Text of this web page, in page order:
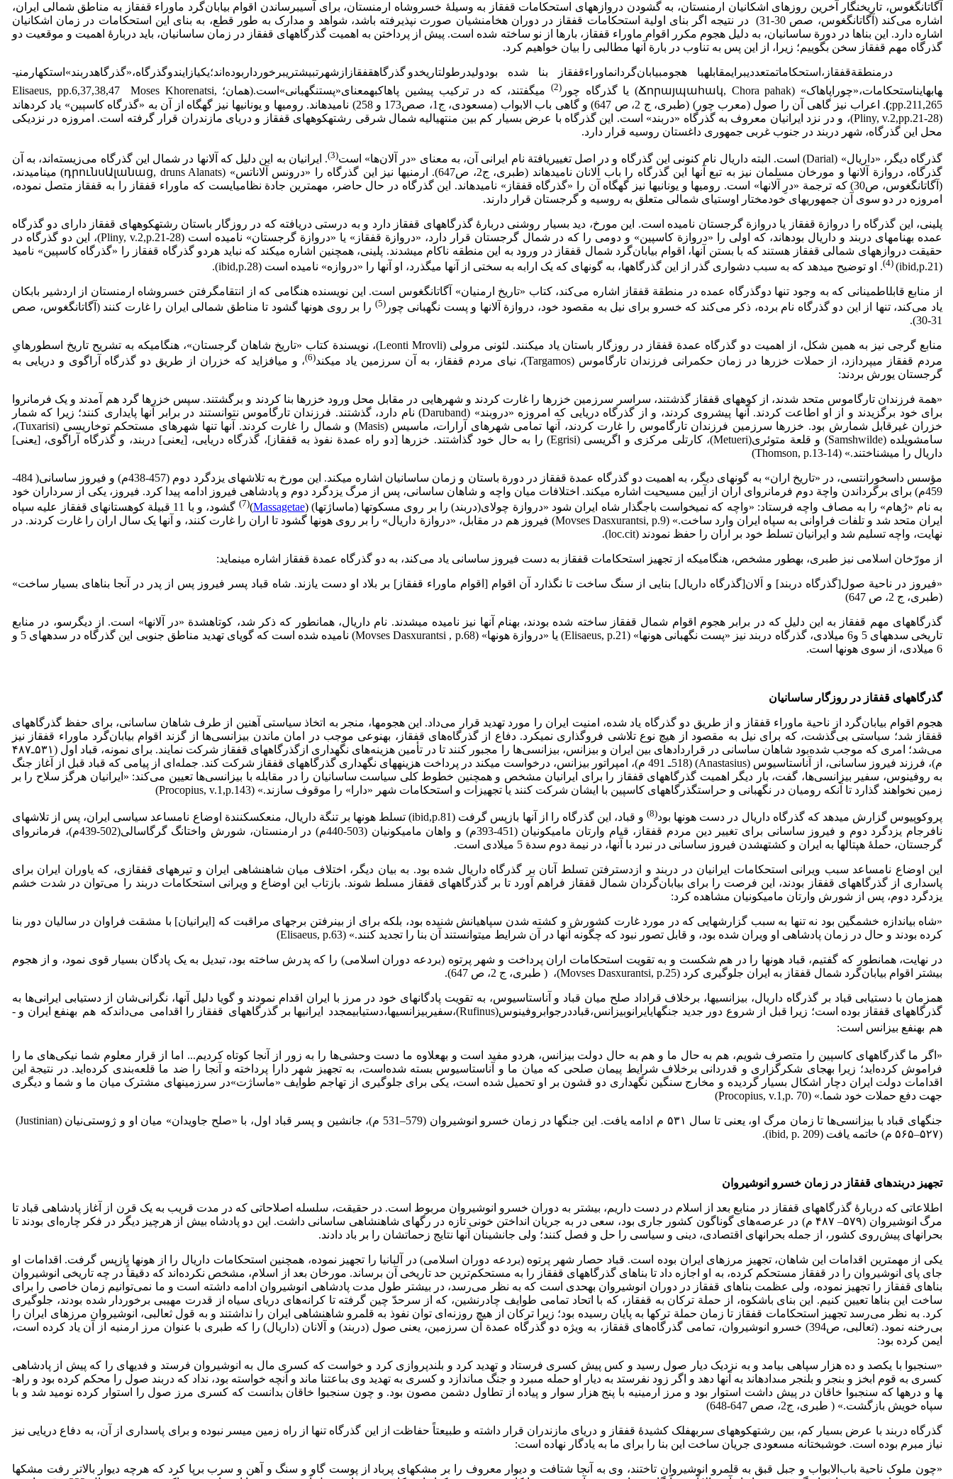
آگاتانگغوس، تاریخ­نگار آخرین روزهای اشکانیان ارمنستان، به گشودن دروازه­های استحکامات قفقاز به وسیلۀ خسروشاه ارمنستان، برای آسیب­رساندن اقوام بیابان‌گرد ماوراء قفقاز به مناطق شمالی ایران،
اشاره می‌کند (آگاتانگغوس، صص 30-31) در نتیجه اگر بنای اولیة استحکامات قفقاز در دوران هخامنشیان صورت نپذیرفته باشد، شواهد و مدارک به طور قطع، به بنای این استحکامات در زمان اشکانیان
اشاره دارد. این بناها در دورة ساسانیان، به دلیل هجوم مکرر اقوام ماوراء قفقاز، بارها از نو ساخته شده است. پیش از پرداختن به اهمیت گذرگاه­های قفقاز در زمان ساسانیان، باید دربارۀ اهمیت و موقعیت دو
گذرگاه مهم قفقاز سخن بگوییم؛ زیرا، از­ این ­پس به تناوب در بارة آنها مطالبی را بیان خواهیم کرد.
درمنطقةقفقاز،استحکاماتمتعددیبرایمقابلهبا هجومبیابان‌گردانماوراءقفقاز بنا شده بودولی­در­طول­تاریخ­دو­
گذرگاه­قفقاز­ازشهرتبیشتریبرخورداربوده‌اند؛یکیازایندوگذرگاه،«گذرگاهدربند»استکهارمنی­
هابهایناستحکامات،«چوراپاهاک» (Ճորայպահակ, Chora pahak) یا گذرگاه چور
(2)
می­گفتند، که در ترکیب پیشین پاهاکبه­معنای«پستنگهبانی»است.(همان؛ Elisaeus, pp.6,37,38,47 Moses Khorenatsi,
pp.211,265;
)
. اعراب نیز گاهی آن را صول (معرب چور) (طبری، ج 2، ص 647) و گاهی باب الابواب (­مسعودی، ج­1، صص173 و 258) نامیده­اند. رومی­ها و یونانی­ها نیز گه­گاه از آن به «گذرگاه کاسپین» یاد کرده­اند
(Pliny, v.2,pp.21-28)، و در نزد ایرانیان معروف به گذرگاه «دربند» است. این گذرگاه با عرض بسیار کم بین منتهی­الیه شمال شرقی رشته­کوه­های قفقاز و دریای مازندران قرار گرفته است. امروزه در نزدیکی
محل این گذرگاه، شهر دربند در جنوب غربی جمهوری داغستان روسیه قرار دارد.
گذرگاه دیگر، «داریال» (Darial) است. البته داریال نام کنونی این گذرگاه و در اصل تغییریافتة نام ایرانی آن، به معنای «در آلان‌ها» است (3)
. ایرانیان به این دلیل ­که آلان­ها در شمال این گذرگاه می‌زیسته‌اند، به آن
گذرگاه، دروازة آلان­ها و مورخان مسلمان نیز به تبع آنها این گذرگاه را باب اَلانان نامیده­اند (طبری، ج­2، ص­647). ارمنی­ها نیز این گذرگاه را «درونس آلاناتس» (դրունսԱլանաց, druns Alanats) می­نامیدند،
(آگاتانگغوس، ص­30) که ترجمة «درِ آلان­ها» است. رومی­ها و یونانی­ها نیز گه­گاه آن را «گذرگاه قفقاز» نامیده­اند. این گذرگاه در حال­ حاضر، مهم­ترین جادة نظامی­ایست که ماوراء قفقاز را به قفقاز متصل نموده،
امروزه در دو سوی آن جمهوری­های خودمختار اوستیای شمالی متعلق به روسیه و گرجستان قرار دارند.
پلینی، این گذرگاه را دروازة قفقاز یا دروازة گرجستان نامیده­ است. این مورخ، دید بسیار روشنی دربارۀ گذرگاه​های قفقاز دارد و به درستی دریافته که در روزگار باستان رشته­کوه­های قفقاز دارای دو گذرگاه
عمده به­نام​های دربند و داریال بوده​اند، که اولی را «دروازة کاسپین» و دومی را که در شمال گرجستان قرار دارد، «دروازة قفقاز» یا «دروازة گرجستان» نامیده​ است (Pliny, v.2,p.21-28)، این دو گذرگاه در
حقیقت دروازه​های شمالی قفقاز هستند که با بستن آنها، اقوام بیابان‌گرد شمال قفقاز در ورود به این منطقه ناکام می​شدند. پلینی، همچنین اشاره می­کند که نباید هردو گذرگاه قفقاز را «گذرگاه کاسپین» نامید
(ibid,p.21)
(4) . او توضیح می­دهد که به سبب دشواری گذر از این گذرگاه­ها، به گونه­ای که یک ارابه به سختی از آنها می­گذرد، او آنها را «دروازه» نامیده ­است (ibid,p.28).
از منابع قابل­اطمینانی که به وجود تنها دوگذرگاه عمده در منطقة قفقاز اشاره می‌کند، کتاب «تاریخ ارمنیان» آگاتانگغوس است. این نویسنده هنگامی که از انتقام­گرفتن خسروشاه ارمنستان از اردشیر بابکان
یاد می‌کند، تنها از این دو گذرگاه نام برده، ذکر می‌کند که خسرو برای نیل به مقصود خود، دروازة آلان­ها و پست نگهبانی چور(5)
را بر روی هون­ها گشود تا مناطق شمالی ایران را غارت کنند (آگاتانگغوس، صص
31-30).
منابع گرجی نیز به همین شکل، از اهمیت دو گذرگاه عمدة قفقاز در روزگار باستان یاد می­کنند. لئونی مرولی (Leonti Mrovli)، نویسندة کتاب «تاریخ شاهان گرجستان»، هنگامی­که به تشریح تاریخ اسطوره­ایِ
مردم قفقاز می­پردازد، از حملات خزرها در زمان حکمرانی فرزندان تارگاموس (Targamos­)، نیای مردم قفقاز، به آن سرزمین یاد می­کند
(6)
، و می­افزاید که خزران از طریق دو گذرگاه آراگوی و دریایی به
گرجستان یورش بردند:
«­همة فرزندان تارگاموس متحد شدند، از کوه­های قفقاز گذشتند، سراسر سرزمین خزرها را غارت کردند و شهرهایی در مقابل محل ورود خزرها بنا کردند و برگشتند. سپس خزرها گرد هم آمدند و یک فرمانروا
برای خود برگزیدند و از او اطاعت کردند. آنها پیشروی کردند، و از گذرگاه دریایی که امروزه «دروبند» (Daruband­) نام دارد، گذشتند. فرزندان تارگاموس نتوانستند در برابر آنها پایداری کنند؛ زیرا که شمار
خزران غیرقابل شمارش بود. خزرها سرزمین فرزندان تارگاموس را غارت کردند، آنها تمامی شهرهای آرارات، ماسیس (Masis) و شمال را غارت کردند. آنها تنها شهرهای مستحکم توخاریسی (Tuxarisi)،
سامشویلده (Samshwilde­) و قلعة متوئری(Metueri)، کارتلی مرکزی و اگریسی (Egrisi­) را به حال خود گذاشتند. خزرها [دو راه عمدة نفوذ به قفقاز]، گذرگاه دریایی، [یعنی] دربند، و گذرگاه آراگوی، [یعنی]
داریال را می­شناختند.» (Thomson, p.13-14)
مؤسس داسخورانتسی، در «تاریخ اران» به گونه­ای دیگر، به اهمیت دو گذرگاه عمدة قفقاز در دورة باستان و زمان ساسانیان اشاره می­کند. این مورخ به تلاش­های یزدگرد دوم (457-438م) و فیروز ساسانی( 484-
459م) برای برگرداندن واچة دوم فرمانروای اران از آیین مسیحیت اشاره می­کند. اختلافات میان واچه و شاهان ساسانی، پس از مرگ یزدگرد دوم و پادشاهی فیروز ادامه پیدا کرد. فیروز، یکی از سرداران خود
به نام «رُهام» را به مصاف واچه فرستاد: «واچه که نمی­خواست باج­گذار شاه ایران شود «دروازة چولای(دربند) را بر روی مسکوت­ها (ماساژت­ها) (Massagetae
)­
(7)
گشود، و با 11 قبیلة کوهستان­های قفقاز علیه سپاه
ایران متحد شد و تلفات فراوانی به سپاه ایران وارد ساخت.» (Movses Dasxurantsi, p.9) فیروز هم در مقابل، «دروازة داریال» را بر روی هون­ها گشود تا اران را غارت کنند، و آنها یک سال اران را غارت کردند. در
نهایت، واچه تسلیم شد و ایرانیان تسلط خود بر اران را حفظ نمودند (loc.cit).
از مورّخان اسلامی نیز طبری، به­طور مشخص، هنگامی­که از تجهیز استحکامات قفقاز به دست فیروز ساسانی یاد می‌کند، به دو گذرگاه عمدة قفقاز اشاره می­­نماید:
«فیروز در ناحیة صول[گذرگاه دربند] و اَلان[گذرگاه داریال] بنایی از سنگ ساخت تا نگذارد آن اقوام [اقوام ماوراء قفقاز] بر بلاد او دست یازند. شاه قباد پسر فیروز پس از پدر در آنجا بناهاى بسیار ساخت‏»
(طبری، ج 2، ص 647)
گذرگاه­های مهم قفقاز به این­ دلیل که در برابر هجوم اقوام شمال قفقاز ساخته شده بودند، به­نام آنها نیز نامیده می­شدند. نام داریال، همان­طور که ذکر شد، کوتاه­شدة «در آلان­ها» است. از دیگرسو، در منابع
تاریخی سده­های 5 و­6 میلادی، گذرگاه دربند نیز «پست نگهبانی هون­ها» (Elisaeus, p.21) یا «دروازة هون­ها» (Movses Dasxurantsi , p.68) نامیده شده است که گویای تهدید مناطق جنوبی این گذرگاه در سده­های 5 و
6 میلادی، از سوی هون­ها است.
گذرگاه­های قفقاز در روزگار ساسانیان
هجوم ­اقوام بیابان‌گرد از ناحیة ماوراء قفقاز و از طریق دو گذرگاه یاد شده، امنیت ایران را مورد تهدید قرار می‌داد. این هجوم­ها، منجر به اتخاذ سیاستی آهنین از طرف شاهان ساسانی، برای حفظ گذرگاه­های
قفقاز شد؛ سیاستی بی‌گذشت، که برای نیل به مقصود از هیچ نوع تلاشی فروگذاری نمی­کرد. دفاع از گذرگاه‌های قفقاز، به­نوعی موجب در امان ­ماندن بیزانسی‌ها از گزند اقوام بیابان‌گرد ماوراء قفقاز نیز
می‌شد؛ امری که موجب شده‌بود شاهان ساسانی در قراردادهای بین ایران و بیزانس، بیزانسی‌ها را مجبور کنند تا در تأمین هزینه‌های نگهداری ازگذرگاه­های قفقاز شرکت نمایند. برای نمونه، قباد اول (­۵۳١ـ۴۸۷
م)، فرزند فیروز ساسانی، از آناستاسیوس ­(Anastasius) (­518ـ 491 م)، امپراتور بیزانس، درخواست می­کند در پرداخت هزینه­های نگهداری گذرگاه­های قفقاز شرکت کند. جمله‌ای از پیامی که قباد قبل از آغاز جنگ
به روفینوس، سفیر بیزانسی‌ها، گفت، بار دیگر اهمیت گذرگاه­های قفقاز را برای ایرانیان مشخص و همچنین خطوط کلی سیاست ساسانیان را در مقابله با بیزانسی‌ها تعیین می‌کند: «ایرانیان هرگز سلاح را بر
زمین نخواهند گذارد تا آنکه رومیان در نگهبانی و حراستگذرگاه­های کاسپین با ایشان شرکت کنند یا تجهیزات و استحکامات شهر «دارا» را موقوف سازند.» (Procopius, v.1,p.143)
پروکوپیوس گزارش می­دهد که گذرگاه داریال در دست هون­ها بود(8)
و قباد، این گذرگاه را از آنها بازپس گرفت (ibid,p.81) تسلط هون­ها بر تنگة داریال، منعکس­کنندة اوضاع نامساعد سیاسی ایران، پس از تلاش­های
نافرجام یزدگرد دوم و فیروز ساسانی برای تغییر دین مردم قفقاز، قیام وارتان مامیکونیان (451-393م) و واهان مامیکونیان (503-440م) در ارمنستان، شورش واختانگ گرگاسالی(502-439م)، فرمانروای
گرجستان، حملۀ هپتال­ها به ایران و کشته­شدن فیروز ساسانی در نبرد با آنها، در نیمة دوم سدة 5 میلادی است.
این اوضاع نامساعد سبب ویرانی استحکامات ایرانیان در دربند و از­دست­رفتن تسلط آنان بر گذرگاه داریال شده بود. به بیان دیگر، اختلاف میان شاهنشاهی ایران و تیره­های قفقازی، که یاوران ایران برای
پاسداری از گذرگاه­های قفقاز بودند، این فرصت را برای بیابان‌گردان شمال قفقاز فراهم آورد تا بر گذرگاه­های قفقاز مسلط شوند. بازتاب این اوضاع و ویرانی استحکامات دربند را می‌توان در شدت خشم
یزدگرد دوم، پس از شورش وارتان مامیکونیان مشاهده کرد:
«شاه بی­اندازه خشمگین بود نه تنها به سبب گزارش­هایی که در مورد غارت کشورش و کشته شدن سپاهیانش شنیده ­بود، بلکه برای از­ بین­رفتن برج­های مراقبت که [ایرانیان] با مشقت فراوان در سالیان دور بنا
کرده­ بودند و حال در زمان پادشاهی او ویران شده ­بود، و قابل ­تصور نبود که چگونه آنها در آن شرایط می­توانستند آن بنا را تجدید کنند.» (Elisaeus, p.63)
در نهایت، همان­طور که گفتیم، قباد هون­ها را در هم شکست و به تقویت استحکامات اران پرداخت و شهر پرتوه (­بردعه دوران اسلامی) را که پدرش ساخته بود، تبدیل به یک پادگان بسیار قوی نمود، و از هجوم
بیشتر اقوام بیابان‌گرد شمال قفقاز به ایران جلوگیری کرد (Movses Dasxurantsi, p.25)، ( طبری، ج 2، ص 647).
هم­زمان با دستیابی قباد بر گذرگاه داریال، بیزانسی­ها، برخلاف قراداد صلح میان قباد و آناستاسیوس، به تقویت پادگان­های خود در مرز با ایران اقدام نمودند و گویا دلیل آنها، نگرانی‌شان از دستیابی ایرانی‌ها به
گذرگاه­های قفقاز بوده ‌است؛ زیرا قبل از شروع دور جدید جنگ­هایایرانوبیزانس،قباددرجوابروفینوس(Rufinus)،سفیربیزانسی­ها،دستیابیمجدد
ایرانی­ها بر گذرگاه­های قفقاز را اقدامی می‌داندکه هم به­نفع ایران و ­
هم به­نفع بیزانس است:
«اگر ما گذرگاه­های کاسپین را متصرف شویم، هم به حال ما و هم به حال دولت بیزانس، هردو مفید است و به­علاوه ما دست وحشی‌ها را به زور از آنجا کوتاه کردیم... اما از قرار معلوم شما نیکی‌های ما را
فراموش کرده‌اید؛ زیرا به­جای شکرگزاری و قدردانی برخلاف شرایط پیمان صلحی که میان ما و آناستاسیوس بسته شده‌است، به تجهیز شهر دارا پرداخته و آنجا را ضد ما قلعه‌بندی کرده‌اید. در نتیجة این
اقدامات دولت ایران دچار اشکال بسیار گردیده و مخارج سنگین نگهداری دو قشون بر او تحمیل شده است، یکی برای جلوگیری از تهاجم طوایف «ماساژت»در سرزمین­های مشترک میان ما و شما و دیگری
جهت دفع حملات خود شما.» (Procopius, v.1,p. 70)
جنگ­های قباد با بیزانسی‌ها تا زمان مرگ او، یعنی تا سال ۵۳١ م ادامه یافت. این جنگ­ها در زمان خسرو انوشیروان (579–531 م)، جانشین و پسر قباد اول، با «صلح جاویدان» میان او و ژوستی‌نیان (Justinian)
(۵۶۵–۵٢۷ م) خاتمه یافت (ibid, p. 209).
تجهیز دربندهای قفقاز در زمان خسرو انوشیروان
اطلاعاتی که دربارۀ گذرگاه­های قفقاز در منابع بعد از اسلام در دست داریم، بیشتر به دوران خسرو انوشیروان مربوط است. در حقیقت، سلسله اصلاحاتی که در مدت قریب به یک قرن از آغاز پادشاهی قباد تا
مرگ انوشیروان (۵۷۹– ۴۸۷ م) در عرصه‌های گوناگون کشور جاری بود، سعی در به جریان انداختن خونی تازه در رگ­های شاهنشاهی ساسانی داشت. این دو پادشاه بیش از هرچیز دیگر در فکر چاره‌ای بودند تا
بحران­های پیش‌روی کشور، از جمله بحران­های اقتصادی، دینی و سیاسی را حل و فصل کنند؛ ولی جانشینان آنها نتایج زحماتشان را بر باد دادند.
یکی از مهم­ترین اقدامات این شاهان، تجهیز مرزهای ایران بوده است. قباد حصار شهر پرتوه (­بردعه دوران اسلامی) در آلبانیا را تجهیز نموده، همچنین استحکامات داریال را از هون­ها بازپس گرفت. اقدامات او
جای پای انوشیروان را در قفقاز مستحکم کرده، به او اجازه داد تا بناهای گذرگاه­های قفقاز را به مستحکم‌ترین حد تاریخی آن برساند. مورخان بعد از اسلام، مشخص نکرده‌اند که دقیقاً در چه تاریخی انوشیروان
بناهای قفقاز را تجهیز نموده، ولی عظمت بناهای قفقاز در دوران انوشیروان به­حدی است که به نظر می‌رسد، در بیشتر طول مدت پادشاهی انوشیروان ادامه داشته است و ما نمی‌توانیم زمان خاصی را برای
ساخت این بناها تعیین کنیم. این بنای باشکوه، از حملة ترکان به قفقاز، که با اتحاد تمامی طوایف چادرنشین، که از سرحدّ چین گرفته تا کرانه‌های دریای سیاه از قدرت مهیبی برخوردار شده بودند، جلوگیری
کرد. به نظر می‌رسد تجهیز استحکامات قفقاز تا زمان حملة ترک­ها به پایان رسیده بود؛ زیرا ترکان از هیچ روزنه‌ای توان نفوذ به قلمرو شاهنشاهی ایران را نداشتند و به قول ثعالبی، انوشیروان مرزهای ایران را
بی‌رخنه نمود. (­ثعالبی، ص­394) خسرو انوشیروان، تمامی گذرگاه‌های قفقاز، به ویژه دو گذرگاه عمدة آن سرزمین، یعنی صول (دربند) و آلانان (داریال) را که طبری با عنوان مرز ارمنیه از آن یاد کرده است،
ایمن کرده بود:
«سنجبوا با یکصد و ده هزار سپاهى بیامد و به نزدیک دیار صول رسید و کس پیش کسرى فرستاد و تهدید کرد و بلندپروازى کرد و خواست که کسرى مال به انوشیروان فرستد و فدیه‏اى را که پیش از پادشاهى
کسرى به قوم ابخز و بنجر و بلنجر مى‏داده‏اند به آنها دهد و اگر زود نفرستد به دیار او حمله مى‏برد و جنگ مى‏اندازد و کسرى به تهدید وى بى‏اعتنا ماند و آنچه‏ خواسته بود، نداد که دربند صول را محکم کرده بود و راه­
ها و دره‏ها که سنجبوا خاقان در پیش داشت استوار بود و مرز ارمینیه با پنج هزار سوار و پیاده از تطاول دشمن مصون بود. و چون سنجبوا خاقان بدانست که کسرى مرز صول را استوار کرده نومید شد و با
سپاه خویش بازگشت.» ( طبری، ج2، صص 647-648)
گذرگاه دربند با عرض بسیار کم، بین رشته­کوه­های سر­به­فلک کشیدۀ قفقاز و دریای مازندران قرار داشته و طبیعتاً حفاظت از این گذرگاه تنها از راه زمین میسر نبوده و برای پاسداری از آن، به دفاع دریایی نیز
نیاز مبرم بوده است. خوشبختانه مسعودی جریان ساخت این بنا را برای ما به یادگار نهاده است:
«چون ملوک ناحیة باب‌الابواب و جبل قبق به قلمرو انوشیروان تاختند، وی به آنجا شتافت و دیوار معروف را بر مشک­های پرباد از پوست گاو و سنگ و آهن و سرب برپا کرد که هرچه دیوار بالاتر رفت مشک­ها